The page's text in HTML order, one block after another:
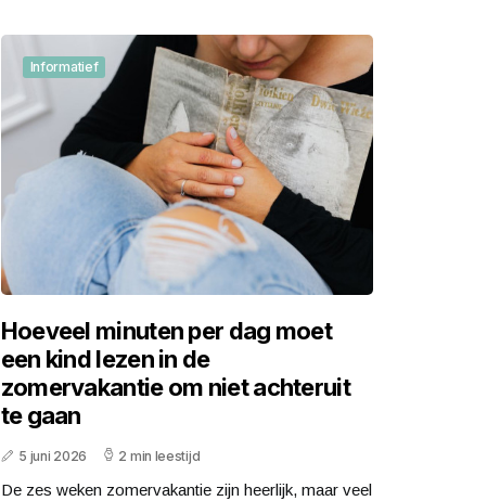
Informatief
Hoeveel minuten per dag moet
een kind lezen in de
zomervakantie om niet achteruit
te gaan
5 juni 2026 2 min leestijd
De zes weken zomervakantie zijn heerlijk, maar veel